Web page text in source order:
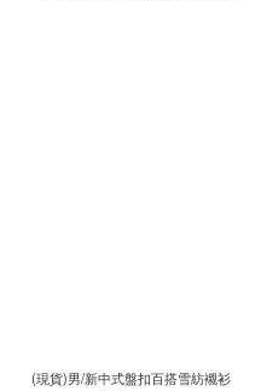
(現貨)男/新中式盤扣百搭雪紡襯衫